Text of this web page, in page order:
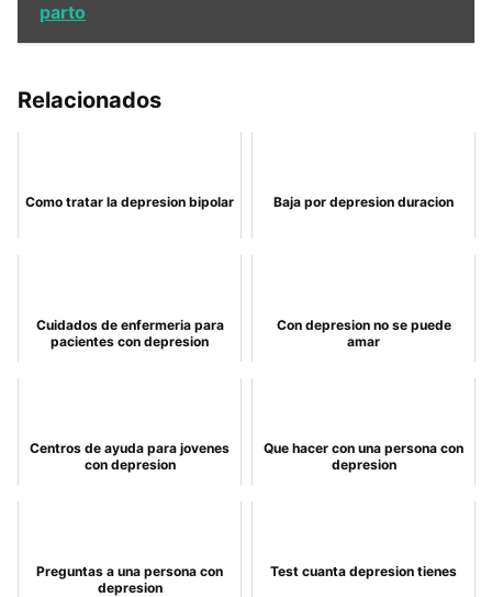
parto
Relacionados
Como tratar la depresion bipolar Baja por depresion duracion
Cuidados de enfermeria para
pacientes con depresion
Con depresion no se puede
amar
Centros de ayuda para jovenes
con depresion
Que hacer con una persona con
depresion
Preguntas a una persona con
depresion
Test cuanta depresion tienes